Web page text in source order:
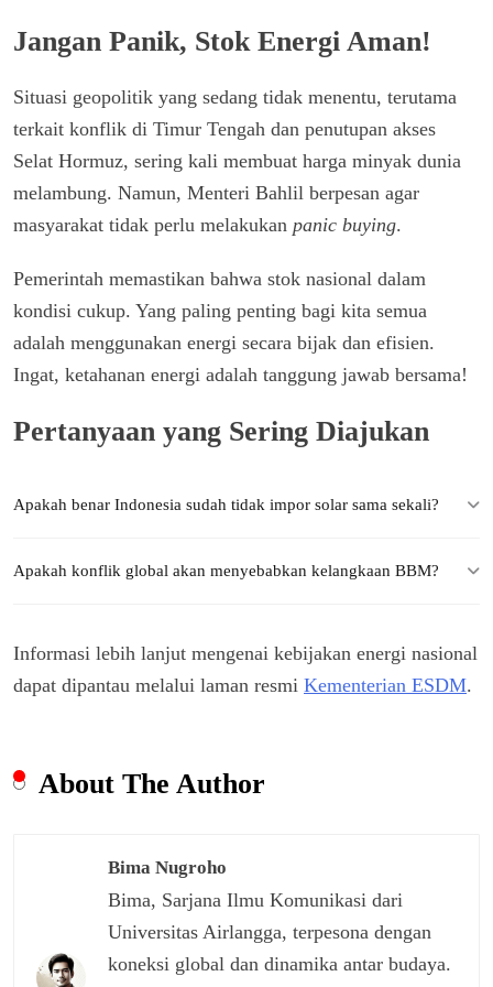
Jangan Panik, Stok Energi Aman!
Situasi geopolitik yang sedang tidak menentu, terutama
terkait konflik di Timur Tengah dan penutupan akses
Selat Hormuz, sering kali membuat harga minyak dunia
melambung. Namun, Menteri Bahlil berpesan agar
masyarakat tidak perlu melakukan panic buying.
Pemerintah memastikan bahwa stok nasional dalam
kondisi cukup. Yang paling penting bagi kita semua
adalah menggunakan energi secara bijak dan efisien.
Ingat, ketahanan energi adalah tanggung jawab bersama!
Pertanyaan yang Sering Diajukan
Apakah benar Indonesia sudah tidak impor solar sama sekali?
Apakah konflik global akan menyebabkan kelangkaan BBM?
Informasi lebih lanjut mengenai kebijakan energi nasional
dapat dipantau melalui laman resmi Kementerian ESDM.
About The Author
Bima Nugroho
Bima, Sarjana Ilmu Komunikasi dari
Universitas Airlangga, terpesona dengan
koneksi global dan dinamika antar budaya.